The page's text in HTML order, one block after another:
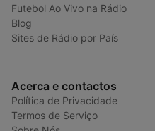
Futebol Ao Vivo na Rádio
Blog
Sites de Rádio por País
Acerca e contactos
Política de Privacidade
Termos de Serviço